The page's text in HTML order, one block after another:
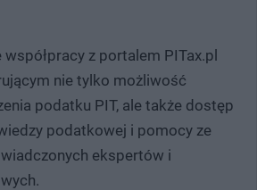
współpracy z portalem PITax.pl
nie tylko możliwość
podatku PIT, ale także dostęp
podatkowej i pomocy ze
ekspertów i